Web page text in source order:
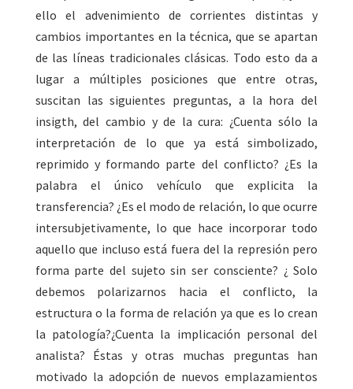
ello el advenimiento de corrientes distintas y
cambios importantes en la técnica, que se apartan
de las líneas tradicionales clásicas. Todo esto da a
lugar a múltiples posiciones que entre otras,
suscitan las siguientes preguntas, a la hora del
insigth, del cambio y de la cura: ¿Cuenta sólo la
interpretación de lo que ya está simbolizado,
reprimido y formando parte del conflicto? ¿Es la
palabra el único vehículo que explicita la
transferencia? ¿Es el modo de relación, lo que ocurre
intersubjetivamente, lo que hace incorporar todo
aquello que incluso está fuera del la represión pero
forma parte del sujeto sin ser consciente? ¿ Solo
debemos polarizarnos hacia el conflicto, la
estructura o la forma de relación ya que es lo crean
la patología?¿Cuenta la implicación personal del
analista? Éstas y otras muchas preguntas han
motivado la adopción de nuevos emplazamientos